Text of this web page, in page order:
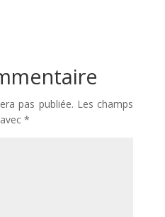
pas publiée. Les champs
*